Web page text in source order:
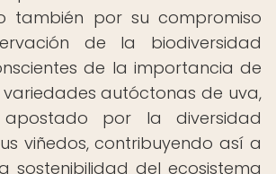
también por su compromiso
de la biodiversidad
de la importancia de
autóctonas de uva,
por la diversidad
viñedos, contribuyendo así a
sostenibilidad del ecosistema